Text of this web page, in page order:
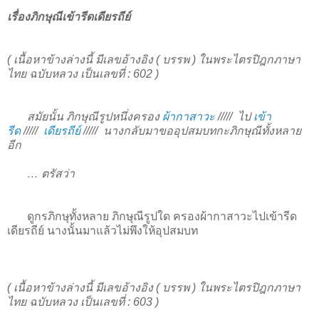
เรื่องภิกษุณีเข้ารีดเดียรถีย์
( เนื้อหาข้างล่างนี้ มีเลขอ้างอิง ( บรรพ ) ในพระไตรปิฎกภาษา
ไทย ฉบับหลวง เป็นเลขที่ : 602 )
สมัยนั้น ภิกษุณีรูปหนึ่งครอง ผ้ากาสาวะ ///// ไปเข้า
รีด ///// เดียรถีย์ ///// นางกลับมาขออุปสมบทกะภิกษุณีทั้งหลาย
อีก
… ตรัสว่า
ดูกรภิกษุทั้งหลาย ภิกษุณีรูปใด ครองผ้ากาสาวะไปเข้ารีด
เดียรถีย์ นางนั้นมาแล้วไม่พึงให้อุปสมบท
( เนื้อหาข้างล่างนี้ มีเลขอ้างอิง ( บรรพ ) ในพระไตรปิฎกภาษา
ไทย ฉบับหลวง เป็นเลขที่ : 603 )